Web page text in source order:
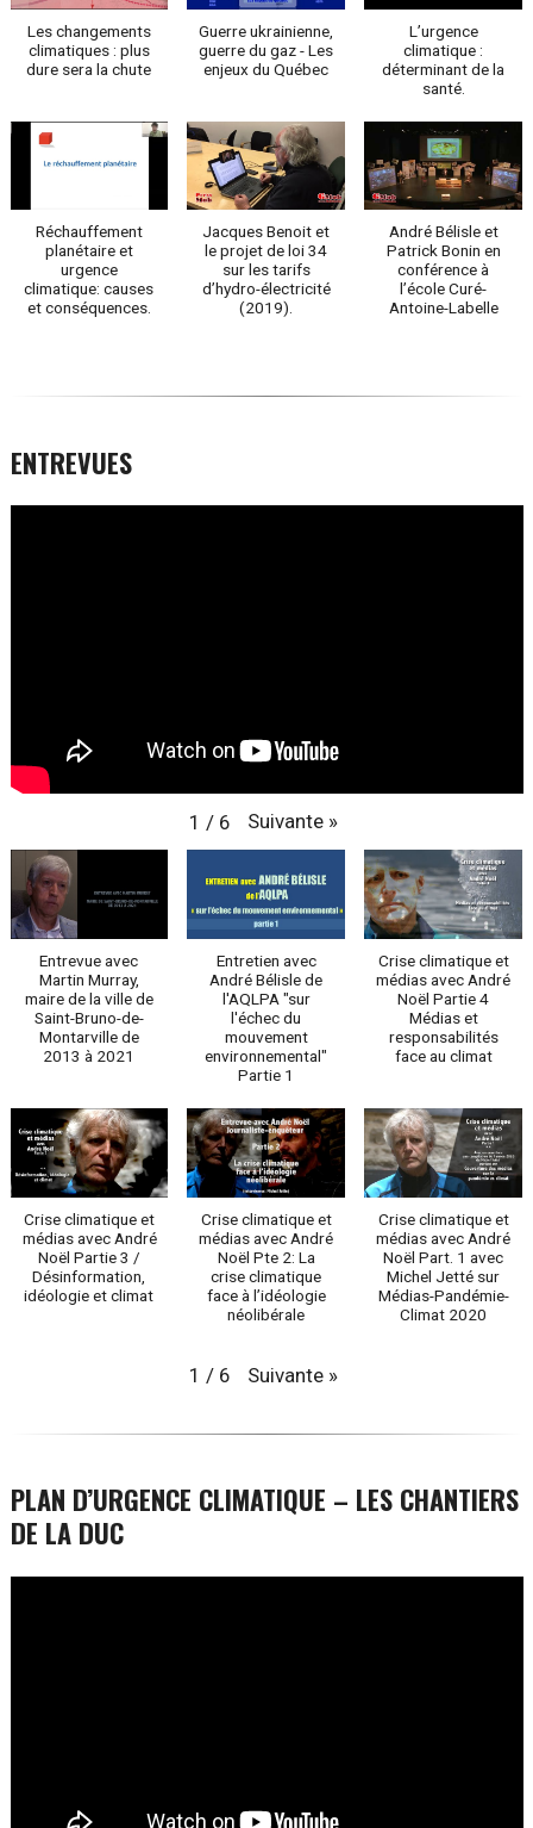
Les changements
climatiques : plus
dure sera la chute
Guerre ukrainienne,
guerre du gaz - Les
enjeux du Québec
L’urgence
climatique :
déterminant de la
santé.
Réchauffement
planétaire et
urgence
climatique: causes
et conséquences.
Jacques Benoit et
le projet de loi 34
sur les tarifs
d’hydro-électricité
(2019).
André Bélisle et
Patrick Bonin en
conférence à
l’école Curé-
Antoine-Labelle
ENTREVUES
1 / 6 Suivante »
Entrevue avec
Martin Murray,
maire de la ville de
Saint-Bruno-de-
Montarville de
2013 à 2021
Entretien avec
André Bélisle de
l'AQLPA "sur
l'échec du
mouvement
environnemental"
Partie 1
Crise climatique et
médias avec André
Noël Partie 4
Médias et
responsabilités
face au climat
Crise climatique et
médias avec André
Noël Partie 3 /
Désinformation,
idéologie et climat
Crise climatique et
médias avec André
Noël Pte 2: La
crise climatique
face à l’idéologie
néolibérale
Crise climatique et
médias avec André
Noël Part. 1 avec
Michel Jetté sur
Médias-Pandémie-
Climat 2020
1 / 6 Suivante »
PLAN D’URGENCE CLIMATIQUE – LES CHANTIERS
DE LA DUC